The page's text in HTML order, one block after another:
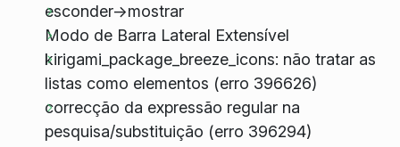
esconder->mostrar
Modo de Barra Lateral Extensível
kirigami_package_breeze_icons: não tratar as
listas como elementos (erro 396626)
correcção da expressão regular na
pesquisa/substituição (erro 396294)